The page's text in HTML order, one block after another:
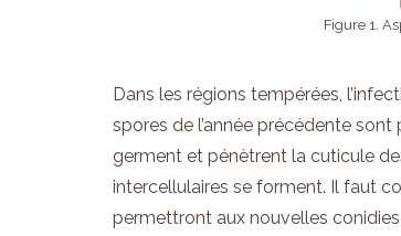
Figure 1.
Dans les régions tempérées,
spores de l’année précédente
germent et pénètrent la cuticule
intercellulaires se forment. Il faut
permettront aux nouvelles